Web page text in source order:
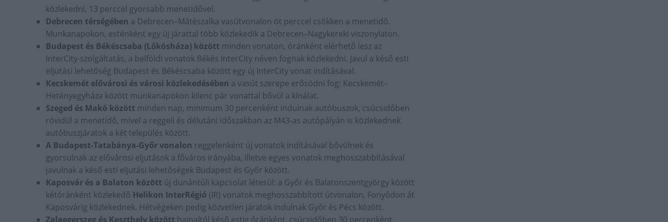
közlekedni, 13 perccel gyorsabb menetidővel.
Debrecen térségében a Debrecen–Mátészalka vasútvonalon öt perccel csökken a menetidő.
Munkanapokon, esténként egy új járattal több közlekedik a Debrecen–Nagykereki viszonylaton.
Budapest és Békéscsaba (Lőkösháza) között minden vonaton, óránként elérhető lesz az
InterCity-szolgáltatás, a belföldi vonatok Békés InterCity néven fognak közlekedni. Javul a késő esti
eljutási lehetőség Budapest és Békéscsaba között egy új InterCity vonat indításával.
Kecskemét elővárosi és városi közlekedésében a vasút szerepe erősödni fog: Kecskemét–
Hetényegyháza között munkanapokon kilenc pár vonattal bővül a kínálat.
Szeged és Makó között minden nap, minimum 30 percenként indulnak autóbuszok, csúcsidőben
rövidül a menetidő, mivel a reggeli és délutáni időszakban az M43-as autópályán is közlekednek
autóbuszjáratok a két település között.
A Budapest-Tatabánya-Győr vonalon reggelenként új vonatok indításával bővülnek és
gyorsulnak az elővárosi eljutások a főváros irányába, illetve egyes vonatok meghosszabbításával
javulnak a késő esti eljutási lehetőségek Budapest és Győr között.
Kaposvár és a Balaton között új dunántúli kapcsolat létesül: a Győr és Balatonszentgyörgy között
kétóránként közlekedő Helikon InterRégió (IR) vonatok meghosszabbított útvonalon, Fonyódon át
Kaposvárig közlekednek. Hétvégeken pedig közvetlen járatok indulnak Győr és Pécs között.
Zalaegerszeg és Keszthely között hajnaltól késő estig óránként, csúcsidőben 30 percenként